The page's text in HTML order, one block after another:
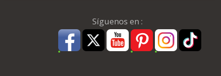
Síguenos en :